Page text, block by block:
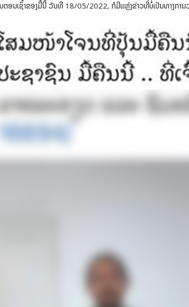
ຕອນເຊົ້າຂອງມື້ນີ້ ວັນທີ 18/05/2022, ກໍມີແຫຼ່ງຂ່າວທີ່ບໍ່ເປັນທາງການ